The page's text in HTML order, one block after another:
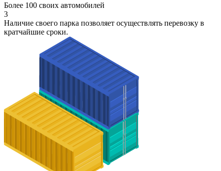
Более 100 своих автомобилей
3
Наличие своего парка позволяет осуществлять перевозку в
кратчайшие сроки.